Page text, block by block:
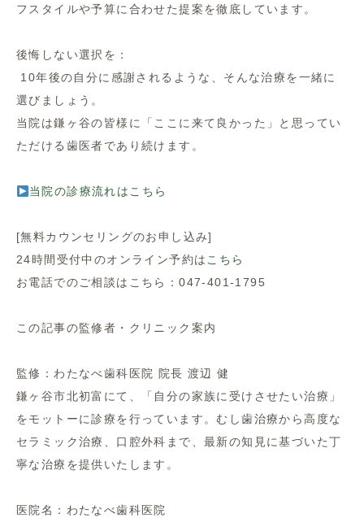
フスタイルや予算に合わせた提案を徹底しています。
後悔しない選択を：
10年後の自分に感謝されるような、そんな治療を一緒に
選びましょう。
当院は鎌ヶ谷の皆様に「ここに来て良かった」と思ってい
ただける歯医者であり続けます。
当院の診療流れはこちら
[無料カウンセリングのお申し込み]
24時間受付中のオンライン予約はこちら
お電話でのご相談はこちら：047-401-1795
この記事の監修者・クリニック案内
監修：わたなべ歯科医院 院長 渡辺 健
鎌ヶ谷市北初富にて、「自分の家族に受けさせたい治療」
をモットーに診療を行っています。むし歯治療から高度な
セラミック治療、口腔外科まで、最新の知見に基づいた丁
寧な治療を提供いたします。
医院名：わたなべ歯科医院